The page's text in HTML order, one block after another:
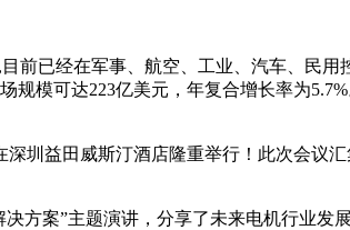
前已经在军事、航空、工业、汽车、民
规模可达223亿美元，年复合增长率为
圳益田威斯汀酒店隆重举行！此次会议
方案”主题演讲，分享了未来电机行业